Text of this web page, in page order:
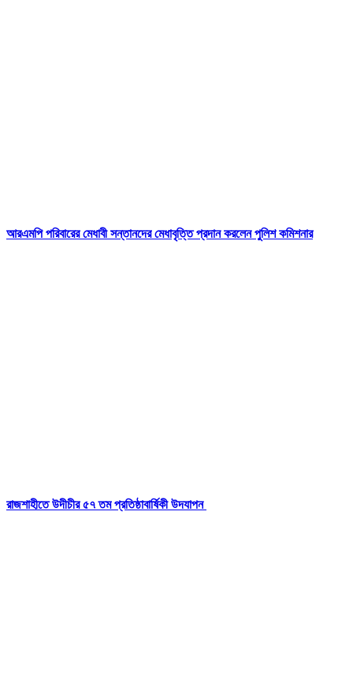
আরএমপি পরিবারের মেধাবী সন্তানদের মেধাবৃত্তি প্রদান করলেন পুলিশ কমিশনার
রাজশাহীতে উদীচীর ৫৭ তম প্রতিষ্ঠাবার্ষিকী উদযাপন